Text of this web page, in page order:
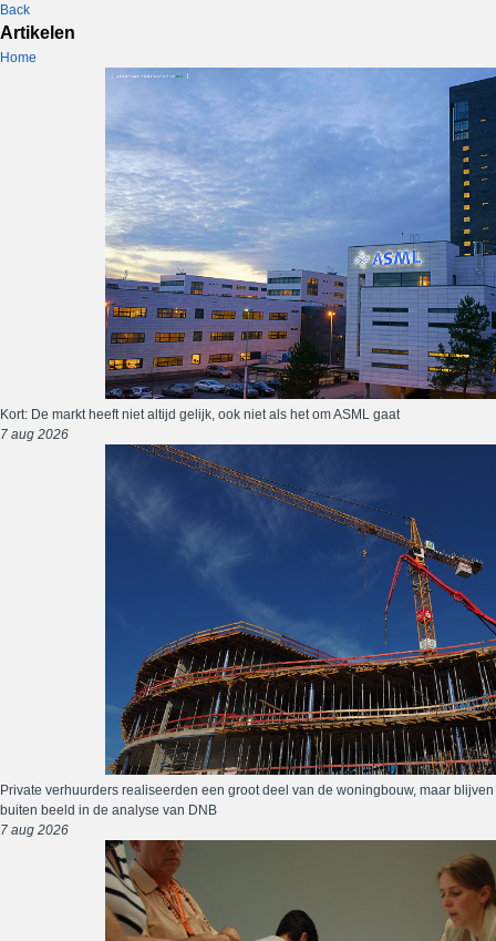
Back
Artikelen
Home
Kort: De markt heeft niet altijd gelijk, ook niet als het om ASML gaat
7 aug 2026
Private verhuurders realiseerden een groot deel van de woningbouw, maar blijven
buiten beeld in de analyse van DNB
7 aug 2026